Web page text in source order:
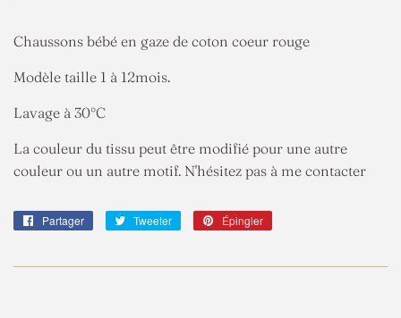
Chaussons bébé en gaze de coton coeur rouge
Modèle taille 1 à 12mois.
Lavage à 30°C
La couleur du tissu peut être modifié pour une autre
couleur ou un autre motif. N'hésitez pas à me contacter
Partager
PartagerTweeter
Tweeter
Épingler